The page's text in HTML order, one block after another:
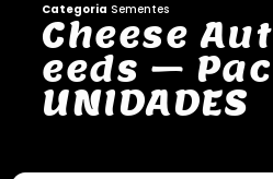
Categoria Sementes
Cheese Aut
eeds – Pac
UNIDADES